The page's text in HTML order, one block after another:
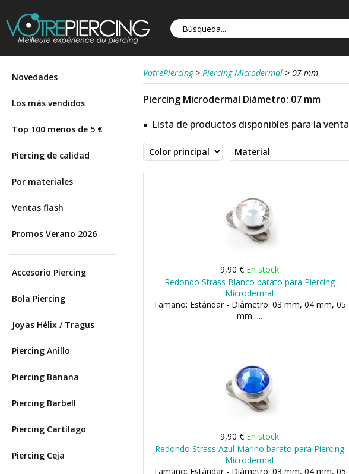
Novedades
Los más vendidos
Top 100 menos de 5 €
Piercing de calidad
Por materiales
Ventas flash
Promos Verano 2026
Accesorio Piercing
Bola Piercing
Joyas Hélix / Tragus
Piercing Anillo
Piercing Banana
Piercing Barbell
Piercing Cartílago
Piercing Ceja
VotrePiercing > Piercing Microdermal > 07 mm
Piercing Microdermal Diámetro: 07 mm
Lista de productos disponibles para la venta
9,90 € En stock
Redondo Strass Blanco barato para Piercing
Microdermal
Tamaño: Estándar - Diámetro: 03 mm, 04 mm, 05
mm, ...
9,90 € En stock
Redondo Strass Azul Marino barato para Piercing
Microdermal
Tamaño: Estándar - Diámetro: 03 mm, 04 mm, 05